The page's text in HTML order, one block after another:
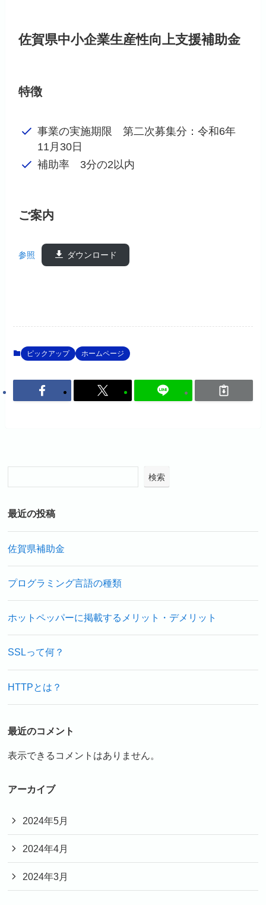
佐賀県中小企業生産性向上支援補助金
特徴
事業の実施期限 第二次募集分：令和6年
11月30日
補助率 3分の2以内
ご案内
参照 ダウンロード
ピックアップ ホームページ
検索
最近の投稿
佐賀県補助金
プログラミング言語の種類
ホットペッパーに掲載するメリット・デメリット
SSLって何？
HTTPとは？
最近のコメント
表示できるコメントはありません。
アーカイブ
2024年5月
2024年4月
2024年3月